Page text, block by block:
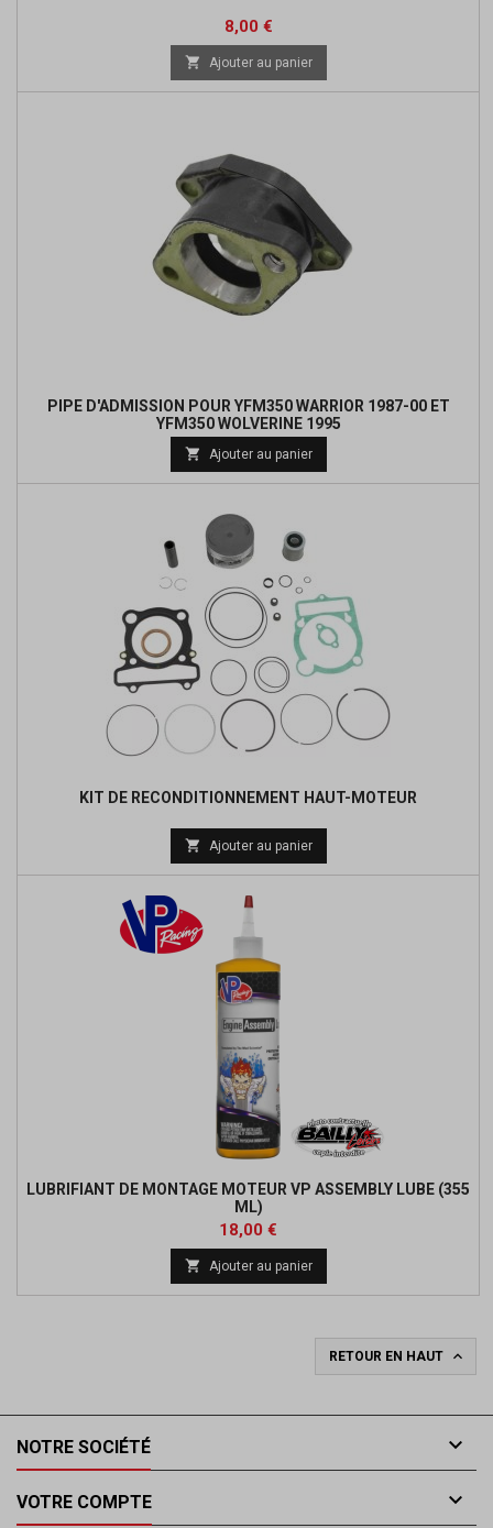
Prix
8,00 €
 Ajouter au panier
PIPE D'ADMISSION POUR YFM350 WARRIOR 1987-00 ET
YFM350 WOLVERINE 1995
de
 Ajouter au panier
KIT DE RECONDITIONNEMENT HAUT-MOTEUR
de
base
 Ajouter au panier
LUBRIFIANT DE MONTAGE MOTEUR VP ASSEMBLY LUBE (355
ML)
Prix
18,00 €
 Ajouter au panier
RETOUR EN HAUT 
NOTRE SOCIÉTÉ 
VOTRE COMPTE 